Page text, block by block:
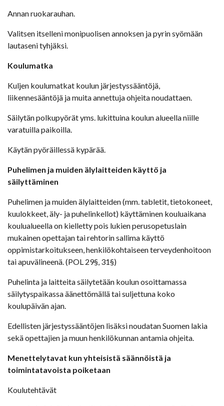
Annan ruokarauhan.
Valitsen itselleni monipuolisen annoksen ja pyrin syömään
lautaseni tyhjäksi.
Koulumatka
Kuljen koulumatkat koulun järjestyssääntöjä,
liikennesääntöjä ja muita annettuja ohjeita noudattaen.
Säilytän polkupyörät yms. lukittuina koulun alueella niille
varatuilla paikoilla.
Käytän pyöräillessä kypärää.
Puhelimen ja muiden älylaitteiden käyttö ja
säilyttäminen
Puhelimen ja muiden älylaitteiden (mm. tabletit, tietokoneet,
kuulokkeet, äly- ja puhelinkellot) käyttäminen kouluaikana
koulualueella on kielletty pois lukien perusopetuslain
mukainen opettajan tai rehtorin sallima käyttö
oppimistarkoitukseen, henkilökohtaiseen terveydenhoitoon
tai apuvälineenä. (POL 29§, 31§)
Puhelinta ja laitteita säilytetään koulun osoittamassa
säilytyspaikassa äänettömällä tai suljettuna koko
koulupäivän ajan.
Edellisten järjestyssääntöjen lisäksi noudatan Suomen lakia
sekä opettajien ja muun henkilökunnan antamia ohjeita.
Menettelytavat kun yhteisistä säännöistä ja
toimintatavoista poiketaan
Koulutehtävät